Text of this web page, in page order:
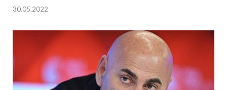
30.05.2022